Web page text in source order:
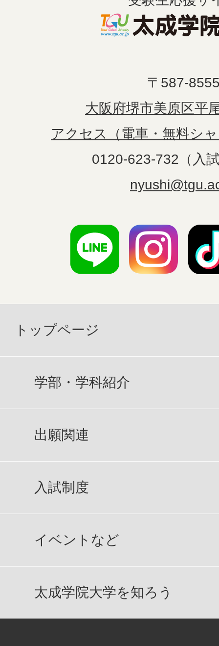
〒587-
大阪府堺市美原区平
アクセス（電車・無料シ
0120-623-732（入
トップページ
学部・学科紹介
出願関連
入試制度
イベントなど
太成学院大学を知ろう